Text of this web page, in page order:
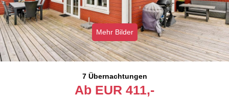
Mehr Bilder
7 Übernachtungen
Ab EUR 411,-